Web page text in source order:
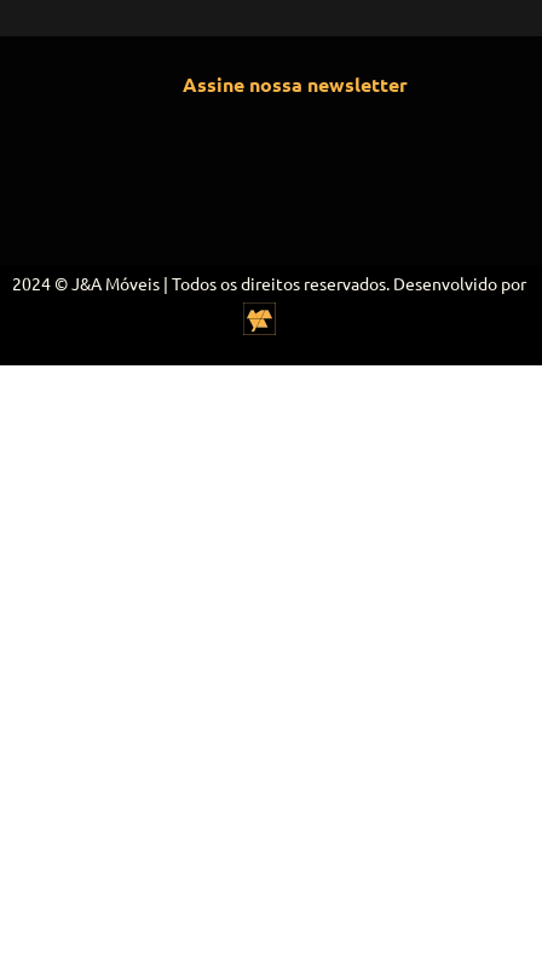
Assine nossa newsletter
2024 © J&A Móveis | Todos os direitos reservados. Desenvolvido por